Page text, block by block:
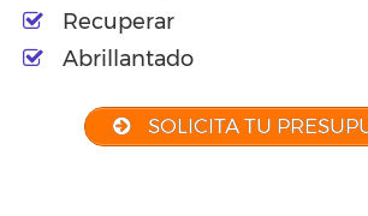
Recuperar
Abrillantado
SOLICITA TU